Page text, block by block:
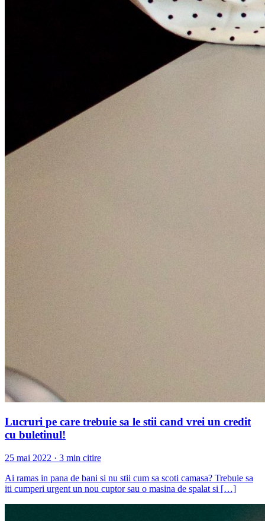
Lucruri pe care trebuie sa le stii cand vrei un credit
cu buletinul!
25 mai 2022 · 3 min citire
Ai ramas in pana de bani si nu stii cum sa scoti camasa? Trebuie sa
iti cumperi urgent un nou cuptor sau o masina de spalat si […]